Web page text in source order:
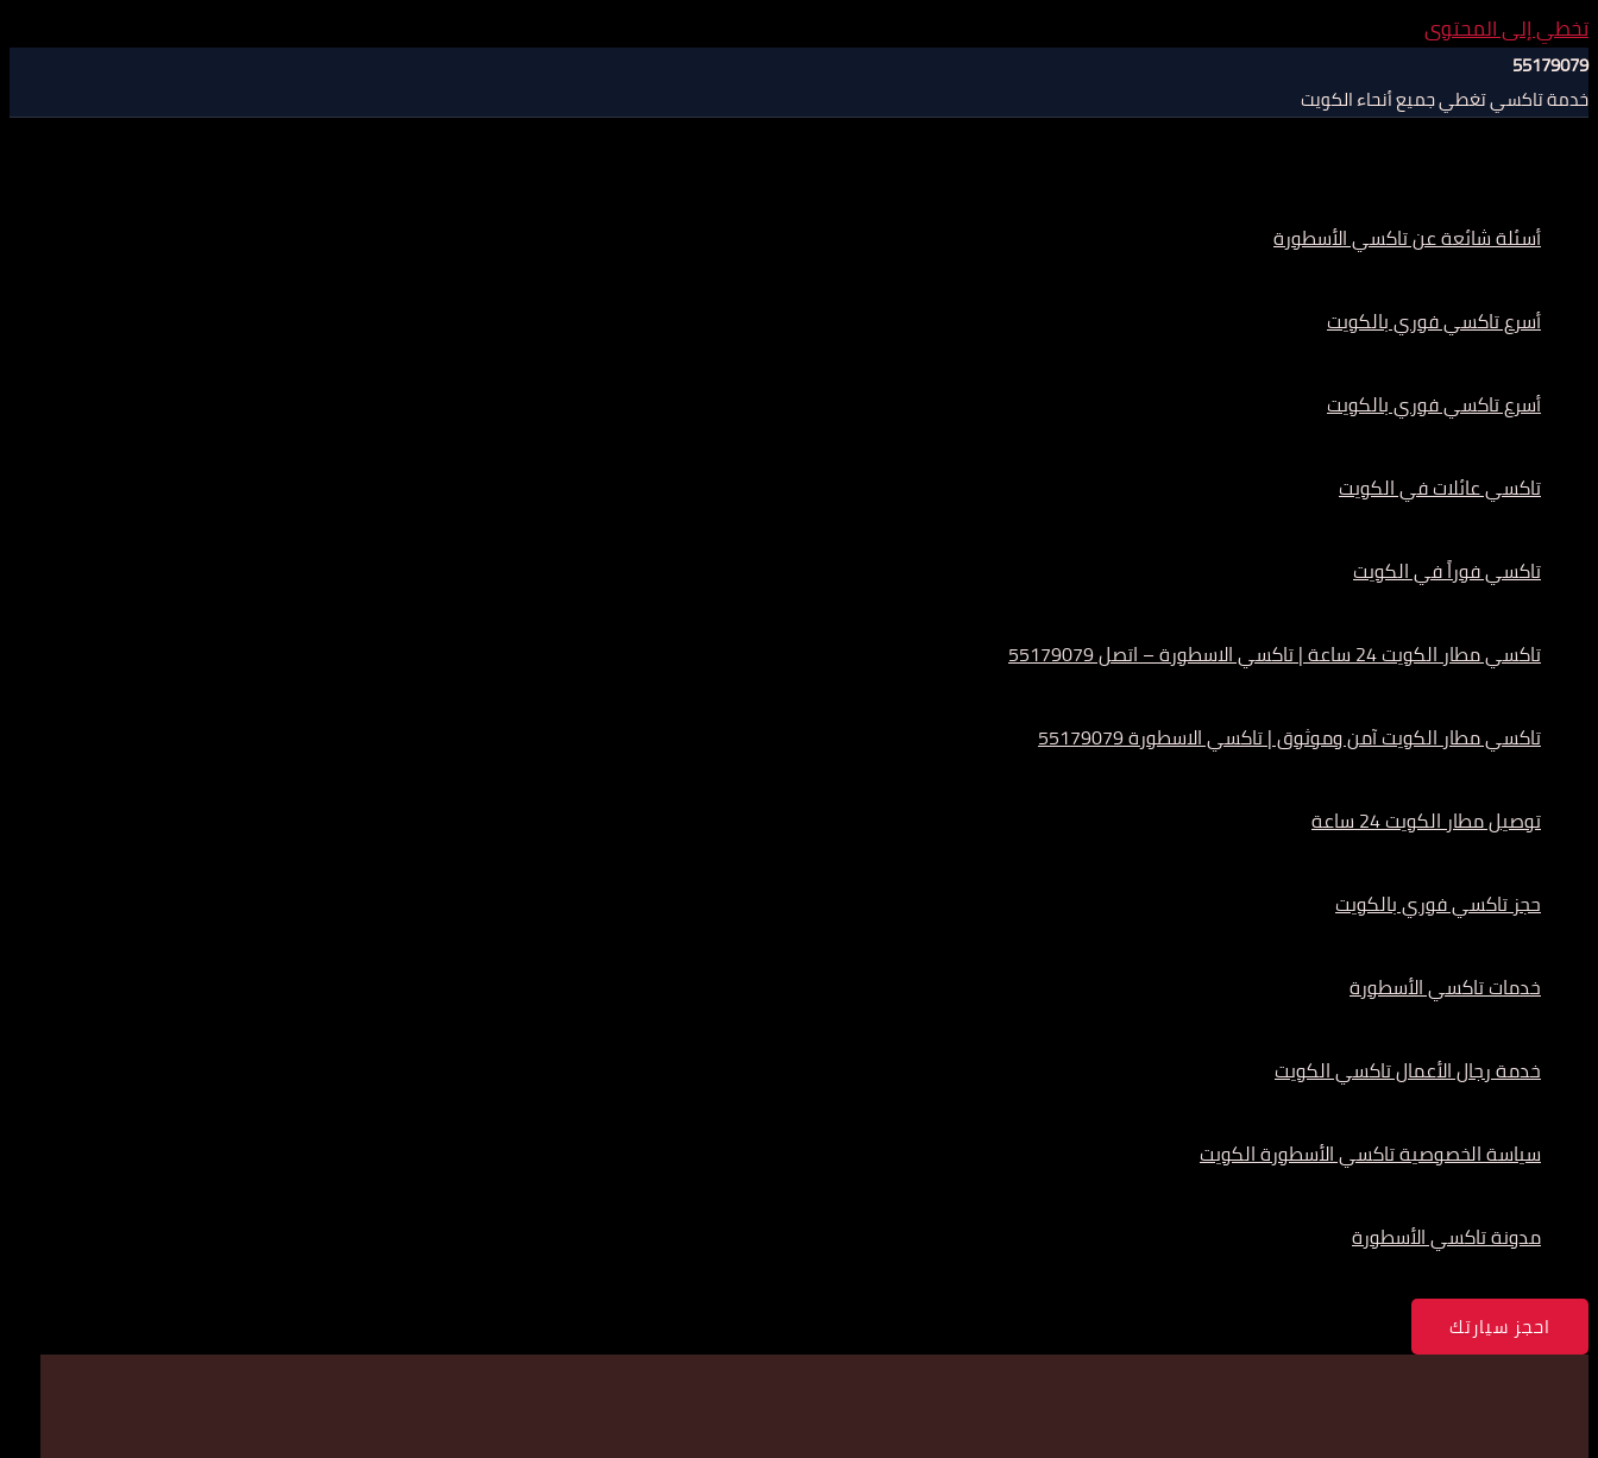
تخطي إلى المحتوى
55179079
خدمة تاكسي تغطي جميع أنحاء الكويت
أسئلة شائعة عن تاكسي الأسطورة
أسرع تاكسي فوري بالكويت
أسرع تاكسي فوري بالكويت
تاكسي عائلات في الكويت
تاكسي فوراً في الكويت
تاكسي مطار الكويت 24 ساعة | تاكسي الاسطورة – اتصل 55179079
تاكسي مطار الكويت آمن وموثوق | تاكسي الاسطورة 55179079
توصيل مطار الكويت 24 ساعة
حجز تاكسي فوري بالكويت
خدمات تاكسي الأسطورة
خدمة رجال الأعمال تاكسي الكويت
سياسة الخصوصية تاكسي الأسطورة الكويت
مدونة تاكسي الأسطورة
احجز سيارتك